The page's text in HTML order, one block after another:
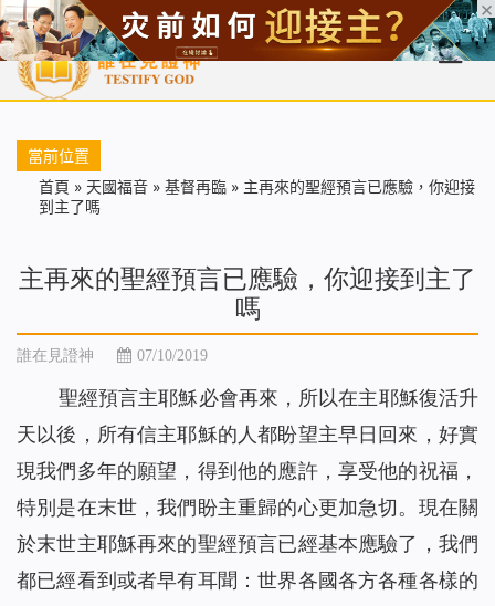
首頁 每日靈糧 天國福音 基督徒見證 信仰解答 聖經
當前位置
首頁 » 天國福音 » 基督再臨 » 主再來的聖經預言已應驗，你迎接
到主了嗎
主再來的聖經預言已應驗，你迎接到主了
嗎
誰在見證神 07/10/2019
聖經預言主耶穌必會再來，所以在主耶穌復活升
天以後，所有信主耶穌的人都盼望主早日回來，好實
現我們多年的願望，得到他的應許，享受他的祝福，
特別是在末世，我們盼主重歸的心更加急切。現在關
於末世主耶穌再來的聖經預言已經基本應驗了，我們
都已經看到或者早有耳聞：世界各國各方各種各樣的